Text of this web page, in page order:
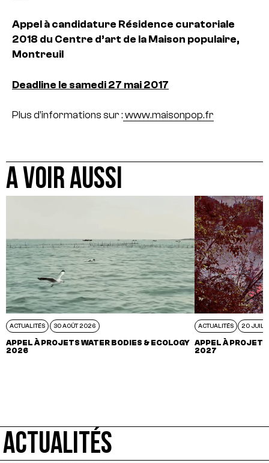
Appel à candidature Résidence curatoriale
2018 du Centre d’art de la Maison populaire,
Montreuil
Deadline le samedi 27 mai 2017
Plus d’informations sur : www.maisonpop.fr
A VOIR AUSSI
ACTUALITÉS 30 AOÛT 2026
APPEL À PROJETS WATER BODIES & ECOLOGY
2026
ACTUALITÉS 20 JUIL
APPEL À
2027
ACTUALITÉS